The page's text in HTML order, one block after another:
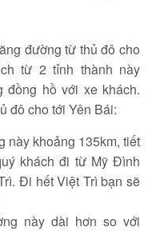
đường từ thủ đô cho
từ 2 tỉnh thành này
đồng hồ với xe khách.
đô cho tới Yên Bái:
này khoảng 135km, tiết
khách đi từ Mỹ Đình
Đi hết Việt Trì bạn sẽ
này dài hơn so với